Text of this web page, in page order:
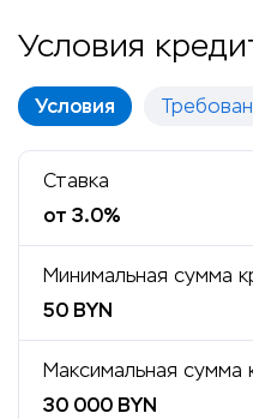
Условия
Условия
Ставка
от 3.0%
Минимальная сумма
50 BYN
Максимальная сумма
30 000 BYN